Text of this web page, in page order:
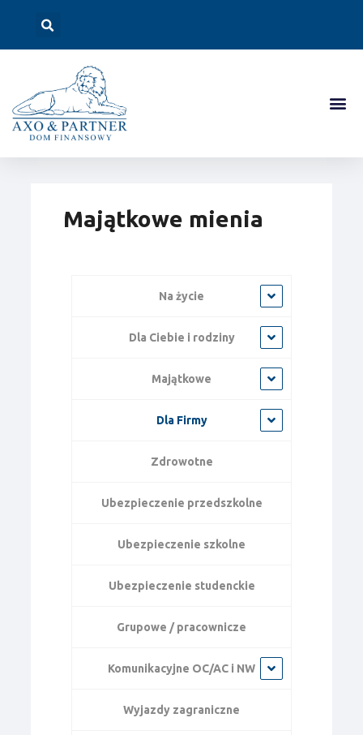
Majątkowe mienia
Na życie
Dla Ciebie i rodziny
Majątkowe
Dla Firmy
Zdrowotne
Ubezpieczenie przedszkolne
Ubezpieczenie szkolne
Ubezpieczenie studenckie
Grupowe / pracownicze
Komunikacyjne OC/AC i NW
Wyjazdy zagraniczne